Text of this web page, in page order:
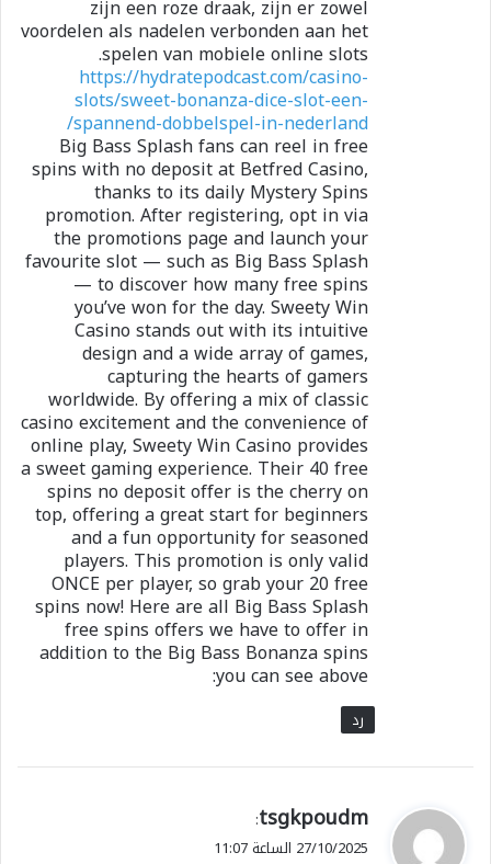
zijn een roze draak, zijn er zowel
voordelen als nadelen verbonden aan het
spelen van mobiele online slots.
https://hydratepodcast.com/casino-
slots/sweet-bonanza-dice-slot-een-
spannend-dobbelspel-in-nederland/
Big Bass Splash fans can reel in free
spins with no deposit at Betfred Casino,
thanks to its daily Mystery Spins
promotion. After registering, opt in via
the promotions page and launch your
favourite slot — such as Big Bass Splash
— to discover how many free spins
you’ve won for the day. Sweety Win
Casino stands out with its intuitive
design and a wide array of games,
capturing the hearts of gamers
worldwide. By offering a mix of classic
casino excitement and the convenience of
online play, Sweety Win Casino provides
a sweet gaming experience. Their 40 free
spins no deposit offer is the cherry on
top, offering a great start for beginners
and a fun opportunity for seasoned
players. This promotion is only valid
ONCE per player, so grab your 20 free
spins now! Here are all Big Bass Splash
free spins offers we have to offer in
addition to the Big Bass Bonanza spins
you can see above:
رد
ي
ق
tsgkpoudm
:
27/10/2025 الساعة 11:07